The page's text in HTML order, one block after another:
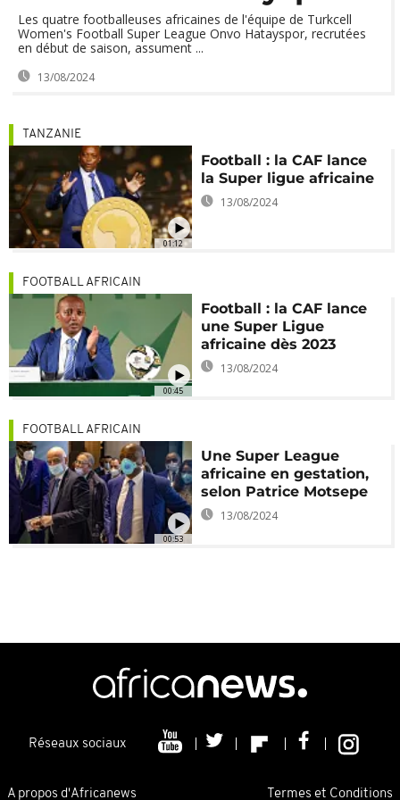
Les quatre footballeuses africaines de l'équipe de Turkcell
Women's Football Super League Onvo Hatayspor, recrutées
en début de saison, assument ...
13/08/2024
01:12
TANZANIE
Football : la CAF lance
la Super ligue africaine
13/08/2024
00:45
FOOTBALL AFRICAIN
Football : la CAF lance
une Super Ligue
africaine dès 2023
13/08/2024
00:53
FOOTBALL AFRICAIN
Une Super League
africaine en gestation,
selon Patrice Motsepe
13/08/2024
Réseaux sociaux
A propos d'Africanews Termes et Conditions